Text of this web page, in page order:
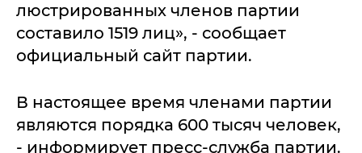
люстрированных членов партии
составило 1519 лиц», - сообщает
официальный сайт партии.
В настоящее время членами партии
являются порядка 600 тысяч человек,
- информирует пресс-служба партии.